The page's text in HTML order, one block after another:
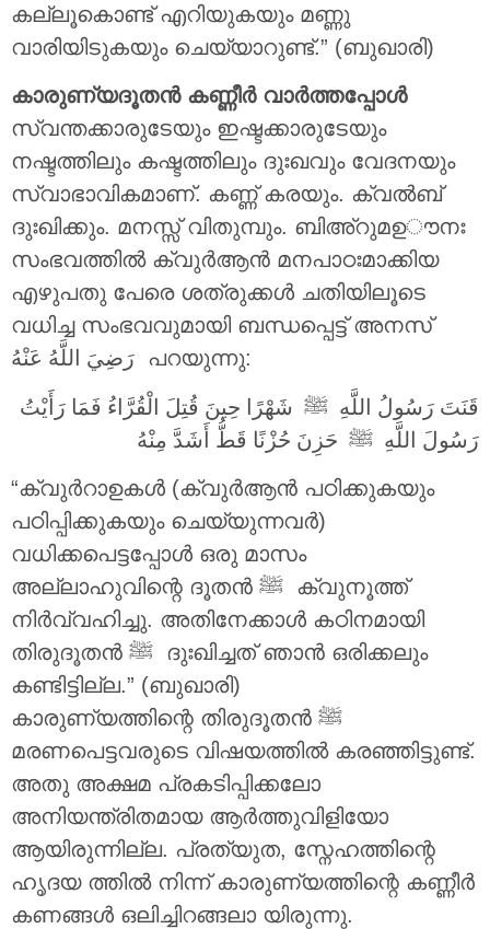
കല്ലൂകൊണ്ട് എറിയുകയും മണ്ണു
വാരിയിടുകയും ചെയ്യാറുണ്ട്.” (ബുഖാരി)
കാരുണ്യദൂതൻ കണ്ണീർ വാർത്തപ്പോൾ
സ്വന്തക്കാരുടേയും ഇഷ്ടക്കാരുടേയും
നഷ്ടത്തിലും കഷ്ടത്തിലും ദുഃഖവും വേദനയും
സ്വാഭാവികമാണ്. കണ്ണ് കരയും. ക്വൽബ്
ദുഃഖിക്കും. മനസ്സ് വിതുമ്പും. ബിഅ്റുമഉൗനഃ
സംഭവത്തിൽ ക്വുർആൻ മനപാഠഃമാക്കിയ
എഴുപതു പേരെ ശത്രുക്കൾ ചതിയിലൂടെ
വധിച്ച സംഭവവുമായി ബന്ധപ്പെട്ട് അനസ്
رَضِيَ اللَّهُ عَنْهُ പറയുന്നു:
قَنَتَ رَسُولُ اللَّهِ ‎ﷺ شَهْرًا حِينَ قُتِلَ الْقُرَّاءُ فَمَا رَأَيْتُ
رَسُولَ اللَّهِ ‎ﷺ حَزِنَ حُزْنًا قَطُّ أَشَدَّ مِنْهُ
“ക്വുർറാഉകൾ (ക്വുർആൻ പഠിക്കുകയും
പഠിപ്പിക്കുകയും ചെയ്യുന്നവർ)
വധിക്കപെട്ടപ്പോൾ ഒരു മാസം
അല്ലാഹുവിന്റെ ദൂതൻ ‎ﷺ ക്വുനൂത്ത്
നിർവ്വഹിച്ചു. അതിനേക്കാൾ കഠിനമായി
തിരുദൂതൻ ‎ﷺ ദുഃഖിച്ചത് ഞാൻ ഒരിക്കലും
കണ്ടിട്ടില്ല.” (ബുഖാരി)
കാരുണ്യത്തിന്റെ തിരുദൂതൻ ‎ﷺ
മരണപെട്ടവരുടെ വിഷയത്തിൽ കരഞ്ഞിട്ടുണ്ട്.
അതു അക്ഷമ പ്രകടിപ്പിക്കലോ
അനിയന്ത്രിതമായ ആർത്തുവിളിയോ
ആയിരുന്നില്ല. പ്രത്യുത, സ്നേഹത്തിന്റെ
ഹൃദയ ത്തിൽ നിന്ന് കാരുണ്യത്തിന്റെ കണ്ണീർ
കണങ്ങൾ ഒലിച്ചിറങ്ങലാ യിരുന്നു.